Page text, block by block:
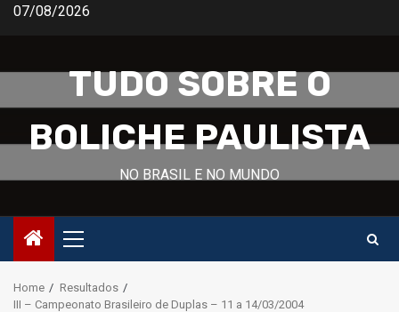
Skip07/08/2026
TUDO SOBRE O
BOLICHE PAULISTA
NO BRASIL E NO MUNDO
Primary
Menu
Home
Resultados
III – Campeonato Brasileiro de Duplas – 11 a 14/03/2004